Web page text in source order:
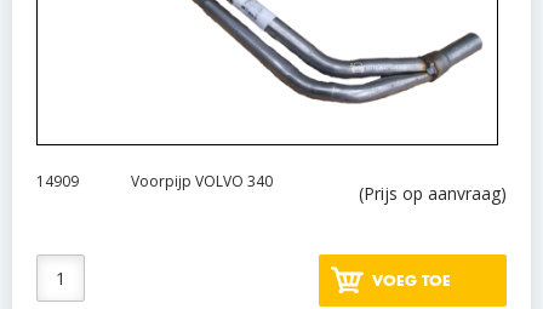
14909 Voorpijp VOLVO 340
(Prijs op aanvraag)
VOEG TOE